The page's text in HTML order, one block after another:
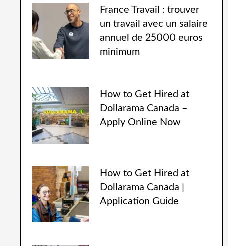
France Travail : trouver
un travail avec un salaire
annuel de 25000 euros
minimum
How to Get Hired at
Dollarama Canada –
Apply Online Now
How to Get Hired at
Dollarama Canada |
Application Guide